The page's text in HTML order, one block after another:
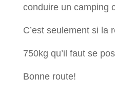
conduire un camping
C’est seulement si la
750kg qu’il faut se
Bonne route!